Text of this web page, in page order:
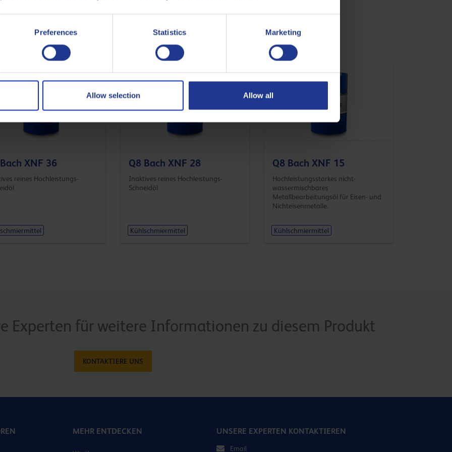
Preferences Statistics Marketing
Allow selection Allow all
für die sichere Handhabung und Umweltbelange.
XNF 36
reines Hochleistungs-
Q8 Bach XNF 28
Inaktives reines Hochleistungs-
Schneidöl
Kühlschmiermittel
Q8 Bach XNF 15
Hochleistungsstarkes nicht-
wassermischbares
Metallbearbeitungsöl für Eisen- und
Nichteisenmetalle.
Kühlschmiermittel
Experten für weitere Informationen zu diesem Produkt
KONTAKTIERE UNS
MEHR ENTDECKEN UNSERE EXPERTEN KONTAKTIEREN
Email